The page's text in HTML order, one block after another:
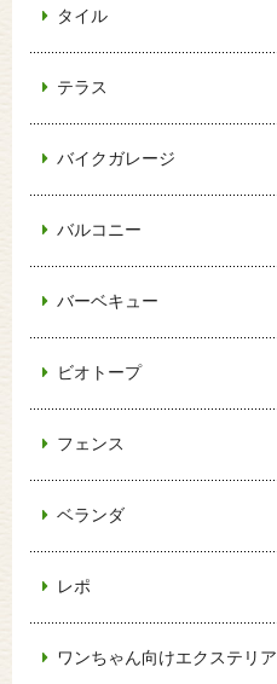
タイル
テラス
バイクガレージ
バルコニー
バーベキュー
ビオトープ
フェンス
ベランダ
レポ
ワンちゃん向けエクステリア